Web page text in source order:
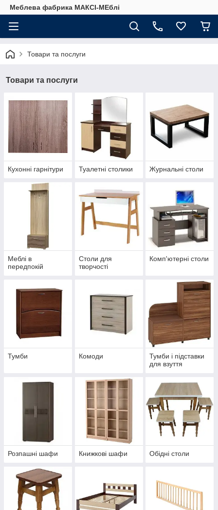
Меблева фабрика МАКСІ-МЕблі
Товари та послуги
Товари та послуги
Кухонні гарнітури Туалетні столики Журнальні столи
Меблі в
передпокій
Столи для
творчості
Комп'ютерні столи
Тумби Комоди
Тумби і підставки
для взуття
Розпашні шафи Книжкові шафи Обідні столи